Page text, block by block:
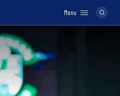
Menu